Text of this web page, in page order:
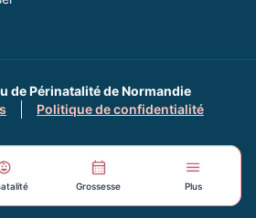
Grossesse Plus
de Périnatalité de Normandie
Politique de confidentialité